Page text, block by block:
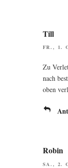
Till
FR., 1.
Zu
nach
oben
Robin
SA., 2.